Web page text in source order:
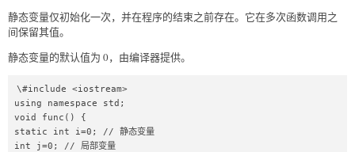
静态变量仅初始化一次，并在程序的结束之前存在。它在多次函数调用之
间保留其值。
静态变量的默认值为 0，由编译器提供。
\#include <iostream>
using namespace std;
void func() {
static int i=0; // 静态变量
int j=0; // 局部变量